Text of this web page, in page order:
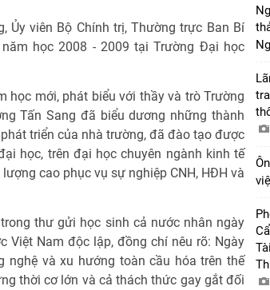
Ủy viên Bộ Chính trị, Thường trực Ban Bí
học 2008 - 2009 tại Trường Đại học
học mới, phát biểu với thầy và trò Trường
Tấn Sang đã biểu dương những thành
triển của nhà trường, đã đào tạo được
học, trên đại học chuyên ngành kinh tế
cao phục vụ sự nghiệp CNH, HĐH và
thư gửi học sinh cả nước nhân ngày
Việt Nam độc lập, đồng chí nêu rõ: Ngày
nghệ và xu hướng toàn cầu hóa trên thế
thời cơ lớn và cả thách thức gay gắt đối